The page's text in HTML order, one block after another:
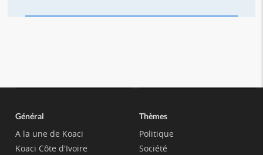
Général
A la une de Koaci
Koaci Côte d'Ivoire
Thèmes
Politique
Société